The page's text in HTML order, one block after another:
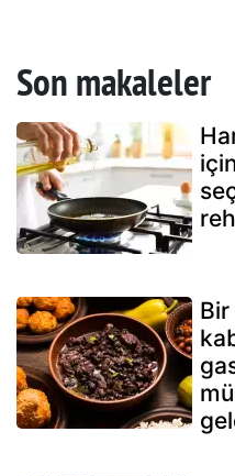
Son makaleler